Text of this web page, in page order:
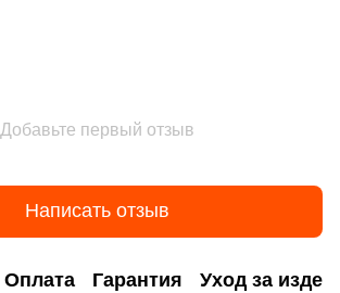
Добавьте первый отзыв
Написать отзыв
Оплата Гарантия Уход за